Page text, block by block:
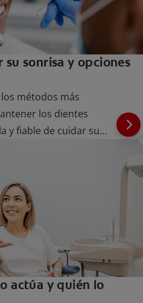
sonrisa y opciones
métodos más
los dientes
y fiable de cuidar su
las etapas de la vida.
actúa y quién lo